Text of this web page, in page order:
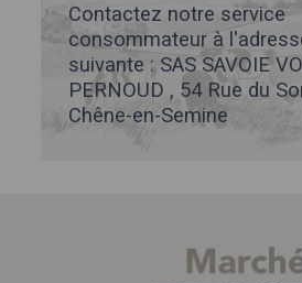
Contactez notre service
consommateur à
suivante : SAS SAVOIE
PERNOUD , 54 Rue du
Chêne-en-Semine